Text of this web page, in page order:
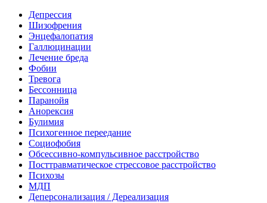
Депрессия
Шизофрения
Энцефалопатия
Галлюцинации
Лечение бреда
Фобии
Тревога
Бессонница
Паранойя
Анорексия
Булимия
Психогенное переедание
Социофобия
Обсессивно-компульсивное расстройство
Посттравматическое стрессовое расстройство
Психозы
МДП
Деперсонализация / Дереализация